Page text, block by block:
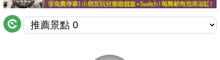
討論區
聯絡我們